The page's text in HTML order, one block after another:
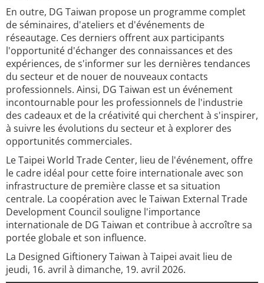
En outre, DG Taiwan propose un programme complet
de séminaires, d'ateliers et d'événements de
réseautage. Ces derniers offrent aux participants
l'opportunité d'échanger des connaissances et des
expériences, de s'informer sur les dernières tendances
du secteur et de nouer de nouveaux contacts
professionnels. Ainsi, DG Taiwan est un événement
incontournable pour les professionnels de l'industrie
des cadeaux et de la créativité qui cherchent à s'inspirer,
à suivre les évolutions du secteur et à explorer des
opportunités commerciales.
Le Taipei World Trade Center, lieu de l'événement, offre
le cadre idéal pour cette foire internationale avec son
infrastructure de première classe et sa situation
centrale. La coopération avec le Taiwan External Trade
Development Council souligne l'importance
internationale de DG Taiwan et contribue à accroître sa
portée globale et son influence.
La Designed Giftionery Taiwan à Taipei avait lieu de
jeudi, 16. avril à dimanche, 19. avril 2026.